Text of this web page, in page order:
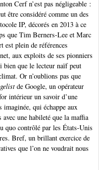
Cerf n’est pas négligeable :
être considéré comme un des
IP, décorés en 2013 à ce
que Tim Berners-Lee et Marc
est plein de références
aux exploits de ses pionniers
bien que le lecteur naïf peut
Or n’oublions pas que
de Google, un opérateur
intérieur un savoir d’une
imaginée, qui échappe aux
une habileté que la maffia
quo contrôlé par les États-Unis
Bref, un brillant exercice de
que l’on ne voudrait nous